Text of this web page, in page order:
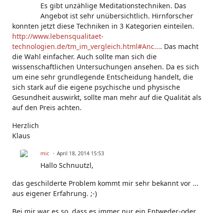
Es gibt unzählige Meditationstechniken. Das
Angebot ist sehr unübersichtlich. Hirnforscher
konnten jetzt diese Techniken in 3 Kategorien einteilen.
http://www.lebensqualitaet-
technologien.de/tm_im_vergleich.html#Anc.... Das macht
die Wahl einfacher. Auch sollte man sich die
wissenschaftlichen Untersuchungen ansehen. Da es sich
um eine sehr grundlegende Entscheidung handelt, die
sich stark auf die eigene psychische und physische
Gesundheit auswirkt, sollte man mehr auf die Qualität als
auf den Preis achten.
Herzlich
Klaus
mic April 18, 2014 15:53
Hallo Schnuutzl,
das geschilderte Problem kommt mir sehr bekannt vor ...
aus eigener Erfahrung. ;-)
Bei mir war es so, dass es immer nur ein Entweder-oder